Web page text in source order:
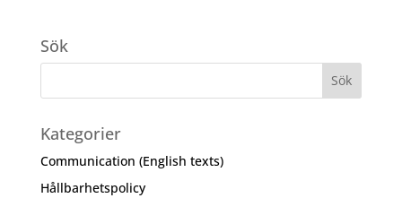
Sök
Kategorier
Communication (English texts)
Hållbarhetspolicy